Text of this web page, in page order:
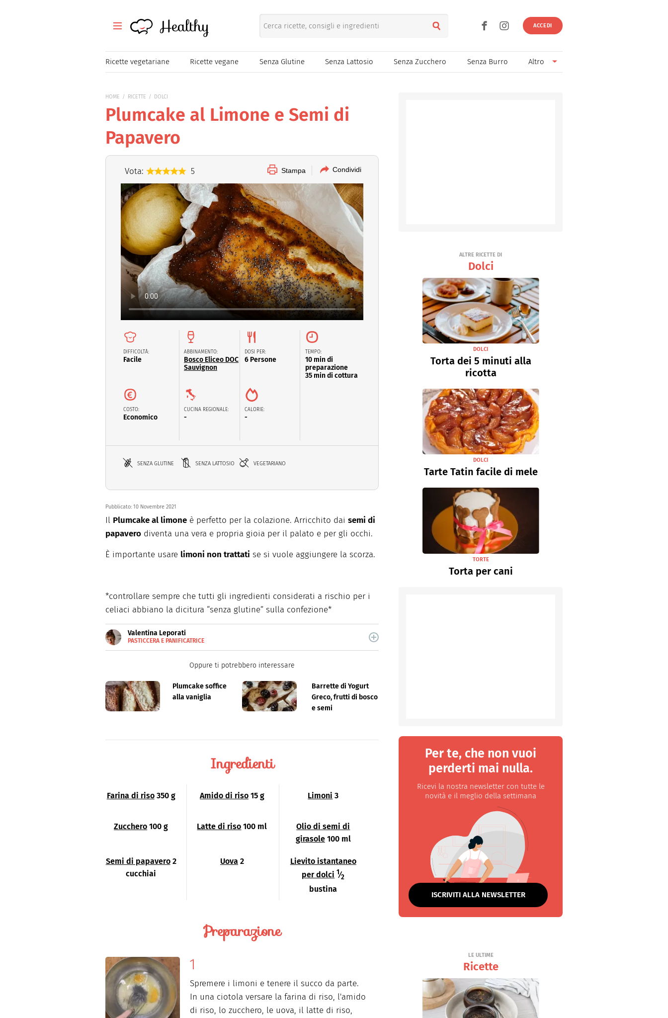
Healthy
Healthy ACCEDI
Ricette vegetariane Ricette vegane Senza Glutine Senza Lattosio Senza Zucchero Senza Burro Altro
Tutte le ricette
HOME RICETTE DOLCI
Plumcake al Limone e Semi di
Papavero
Vota: 5 Stampa Condividi
DIFFICOLTÀ:
Facile
ABBINAMENTO:
Bosco Eliceo DOC
Sauvignon
COSTO:
Economico
CUCINA REGIONALE:
-
DOSI PER:
6 Persone
CALORIE:
-
TEMPO:
10 min di
preparazione
35 min di cottura
SENZA GLUTINE SENZA LATTOSIO VEGETARIANO
Pubblicato: 10 Novembre 2021
Il Plumcake al limone è perfetto per la colazione. Arricchito dai semi di
papavero diventa una vera e propria gioia per il palato e per gli occhi.
È importante usare limoni non trattati se si vuole aggiungere la scorza.
*controllare sempre che tutti gli ingredienti considerati a rischio per i
celiaci abbiano la dicitura “senza glutine” sulla confezione*
Valentina Leporati
PASTICCERA E PANIFICATRICE
Valentina Leporati, celiaca dalla nascita, trasforma la sua malattia in
Gluten Free", panificio/pasticceria completamente senza Glutine. Si occupa di
creazione di ricette.
Oppure ti potrebbero interessare
Plumcake soffice
alla vaniglia
Barrette di Yogurt
Greco, frutti di bosco
e semi
Ingredienti
Farina di riso 350 g Amido di riso 15 g Limoni 3
Zucchero 100 g Latte di riso 100 ml
Olio di semi di
girasole 100 ml
Semi di papavero 2
cucchiai
Uova 2
Lievito istantaneo
per dolci 1⁄2
bustina
Preparazione
Spremere i limoni e tenere il succo da parte.
In una ciotola versare la farina di riso, l'amido
di riso, lo zucchero, le uova, il latte di riso,
ALTRE RICETTE DI
Dolci
DOLCI
Torta dei 5 minuti alla
ricotta
DOLCI
Tarte Tatin facile di mele
TORTE
Torta per cani
Per te, che non vuoi
perderti mai nulla.
Ricevi la nostra newsletter con tutte le
novità e il meglio della settimana
ISCRIVITI ALLA NEWSLETTER
LE ULTIME
Ricette